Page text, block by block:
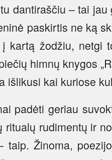
dantiraščiu – tai
paskirtis ne ką
kartą žodžiu, netgi
himnų knygos
išlikusi kai kuriose
padėti geriau
ritualų rudimentų ir
taip. Žinoma,